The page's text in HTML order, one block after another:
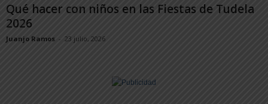
Qué hacer con niños en las Fiestas de Tudela
2026
Juanjo Ramos - 23 julio, 2026